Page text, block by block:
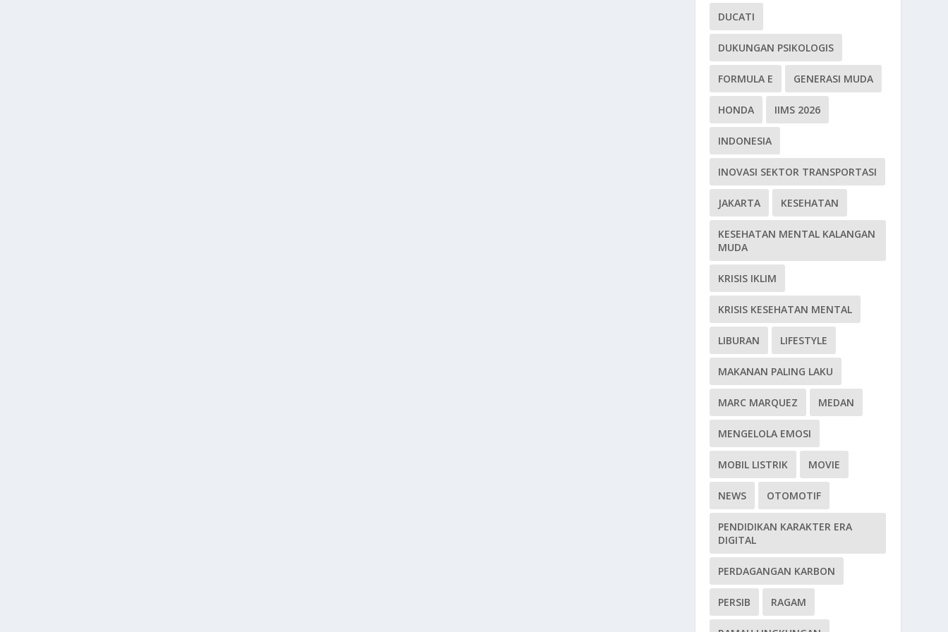
DUCATI
DUKUNGAN PSIKOLOGIS
FORMULA E GENERASI MUDA
HONDA IIMS 2026
INDONESIA
INOVASI SEKTOR TRANSPORTASI
JAKARTA KESEHATAN
KESEHATAN MENTAL KALANGAN
MUDA
KRISIS IKLIM
KRISIS KESEHATAN MENTAL
LIBURAN LIFESTYLE
MAKANAN PALING LAKU
MARC MARQUEZ MEDAN
MENGELOLA EMOSI
MOBIL LISTRIK MOVIE
NEWS OTOMOTIF
PENDIDIKAN KARAKTER ERA
DIGITAL
PERDAGANGAN KARBON
PERSIB RAGAM